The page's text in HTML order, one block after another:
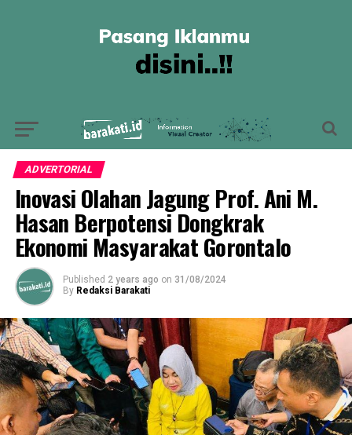
ADVERTORIAL
Inovasi Olahan Jagung Prof. Ani M.
Hasan Berpotensi Dongkrak
Ekonomi Masyarakat Gorontalo
Published 2 years ago on 31/08/2024
By Redaksi Barakati